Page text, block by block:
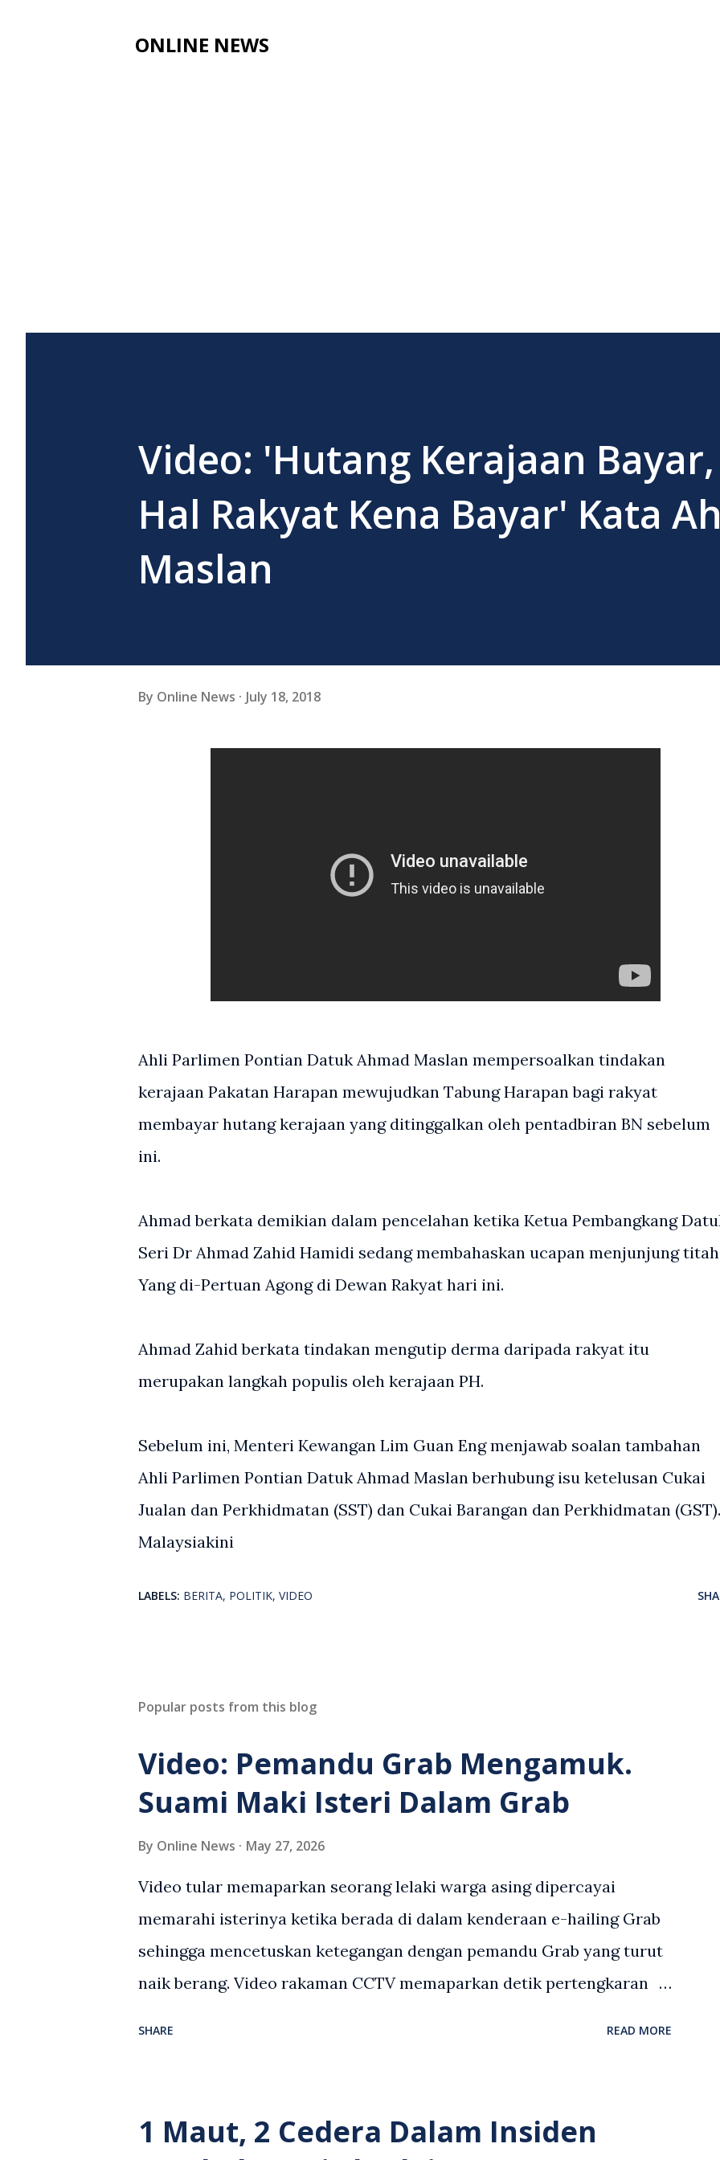
ONLINE NEWS
Video: 'Hutang Kerajaan
Hal Rakyat Kena Bayar' Kata
Maslan
By Online News July 18, 2018
Ahli Parlimen Pontian Datuk Ahmad Maslan mempersoalkan tindakan
kerajaan Pakatan Harapan mewujudkan Tabung Harapan bagi rakyat
membayar hutang kerajaan yang ditinggalkan oleh pentadbiran BN sebelum
ini.
Ahmad berkata demikian dalam pencelahan ketika Ketua Pembangkang
Seri Dr Ahmad Zahid Hamidi sedang membahaskan ucapan menjunjung titah
Yang di-Pertuan Agong di Dewan Rakyat hari ini.
Ahmad Zahid berkata tindakan mengutip derma daripada rakyat itu
merupakan langkah populis oleh kerajaan PH.
Sebelum ini, Menteri Kewangan Lim Guan Eng menjawab soalan tambahan
Ahli Parlimen Pontian Datuk Ahmad Maslan berhubung isu ketelusan Cukai
Jualan dan Perkhidmatan (SST) dan Cukai Barangan dan Perkhidmatan
Malaysiakini
LABELS: BERITA POLITIK VIDEO
Popular posts from this blog
Video: Pemandu Grab Mengamuk.
Suami Maki Isteri Dalam Grab
By Online News May 27, 2026
Video tular memaparkan seorang lelaki warga asing dipercayai
memarahi isterinya ketika berada di dalam kenderaan e-hailing Grab
sehingga mencetuskan ketegangan dengan pemandu Grab yang turut
naik berang. Video rakaman CCTV memaparkan detik pertengkaran
wanita terbabit sebelum berlaku pertikaman lidah antara kedua-dua
SHARE READ MORE
1 Maut, 2 Cedera Dalam Insiden